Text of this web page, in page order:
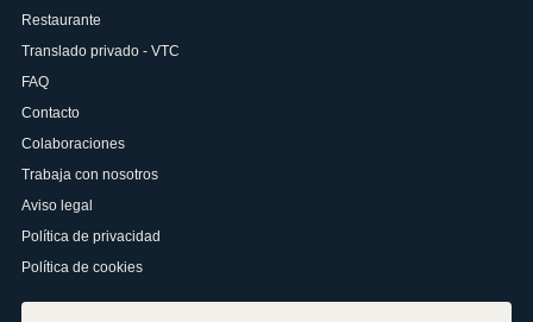
Restaurante
Translado privado - VTC
FAQ
Contacto
Colaboraciones
Trabaja con nosotros
Aviso legal
Política de privacidad
Política de cookies